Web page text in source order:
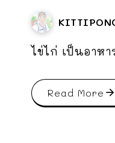
ไข่ไก่ เป็นอาห
Read More